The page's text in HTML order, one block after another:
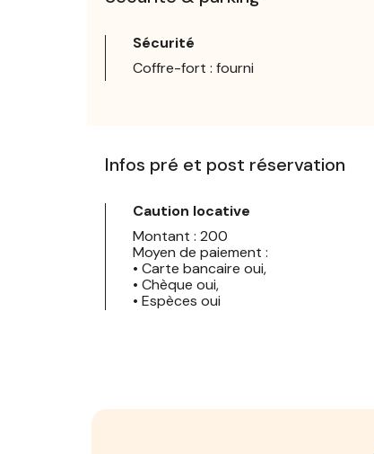
Sécurité
Coffre-fort : fourni
Infos pré et post réservation
Caution locative
Montant : 200
Moyen de paiement :
• Carte bancaire oui,
• Chèque oui,
• Espèces oui